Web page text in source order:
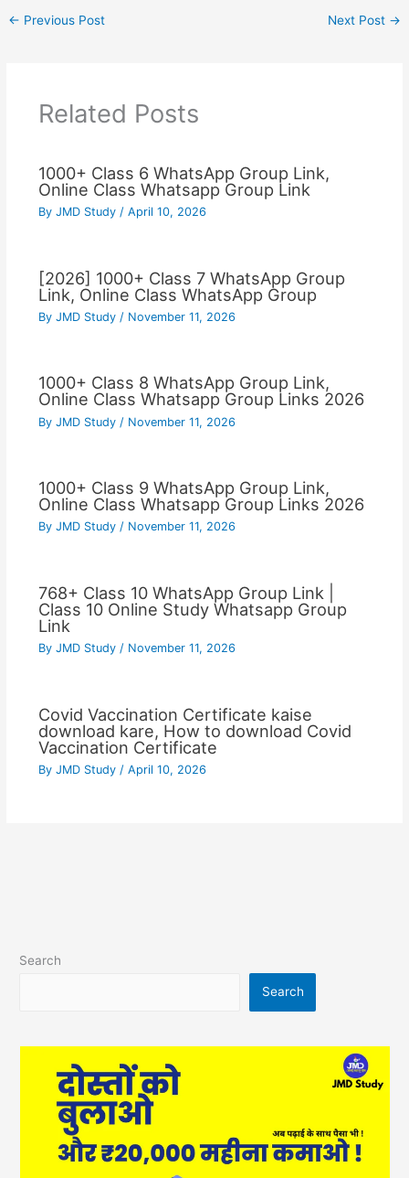
← Previous Post Next Post →
Related Posts
1000+ Class 6 WhatsApp Group Link,
Online Class Whatsapp Group Link
By JMD Study / April 10, 2026
[2026] 1000+ Class 7 WhatsApp Group
Link, Online Class WhatsApp Group
By JMD Study / November 11, 2026
1000+ Class 8 WhatsApp Group Link,
Online Class Whatsapp Group Links 2026
By JMD Study / November 11, 2026
1000+ Class 9 WhatsApp Group Link,
Online Class Whatsapp Group Links 2026
By JMD Study / November 11, 2026
768+ Class 10 WhatsApp Group Link |
Class 10 Online Study Whatsapp Group
Link
By JMD Study / November 11, 2026
Covid Vaccination Certificate kaise
download kare, How to download Covid
Vaccination Certificate
By JMD Study / April 10, 2026
Search
Search